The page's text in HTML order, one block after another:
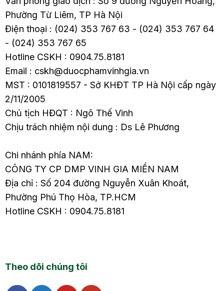
Phường Từ Liêm, TP Hà Nội
Điện thoại : (024) 353 767 63 - (024) 353 767 64
- (024) 353 767 65
Hotline CSKH : 0904.75.8181
Email : cskh@duocphamvinhgia.vn
MST : 0101819557 - Sở KHĐT TP Hà Nội cấp ngày
2/11/2005
Chủ tịch HĐQT : Ngô Thế Vinh
Chịu trách nhiệm nội dung : Ds Lê Phương
Chi nhánh phía NAM:
CÔNG TY CP DMP VINH GIA MIỀN NAM
Địa chỉ : Số 204 đường Nguyễn Xuân Khoát,
Phường Phú Thọ Hòa, TP.HCM
Hotline CSKH : 0904.75.8181
Theo dõi chúng tôi